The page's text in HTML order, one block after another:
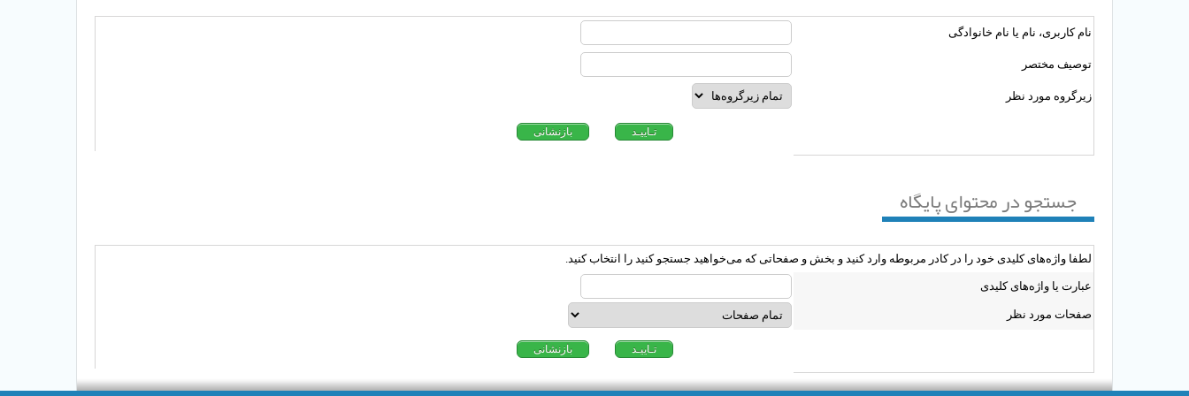
نام کاربرى، نام یا نام خانوادگى
توصیف مختصر
زیرگروه مورد نظر
جستجو در محتوای پایگاه
لطفا واژه‌های کلیدی خود را در کادر مربوطه وارد کنید و بخش و صفحاتی که می‌خواهید جستجو کنید را انتخاب کنید.
عبارت یا واژه‌های کلیدی
صفحات مورد نظر